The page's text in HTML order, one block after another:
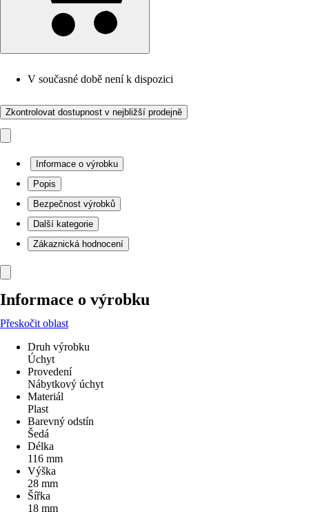
V současné době není k dispozici
Zkontrolovat dostupnost v nejbližší prodejně
Informace o výrobku
Popis
Bezpečnost výrobků
Další kategorie
Zákaznická hodnocení
Informace o výrobku
Přeskočit oblast
Druh výrobku
Úchyt
Provedení
Nábytkový úchyt
Materiál
Plast
Barevný odstín
Šedá
Délka
116 mm
Výška
28 mm
Šířka
18 mm